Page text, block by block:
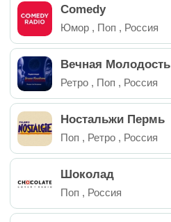
Comedy
Юмор , Поп , Россия
Вечная Молодость
Ретро , Поп , Россия
Ностальжи Пермь
Поп , Ретро , Россия
Шоколад
Поп , Россия